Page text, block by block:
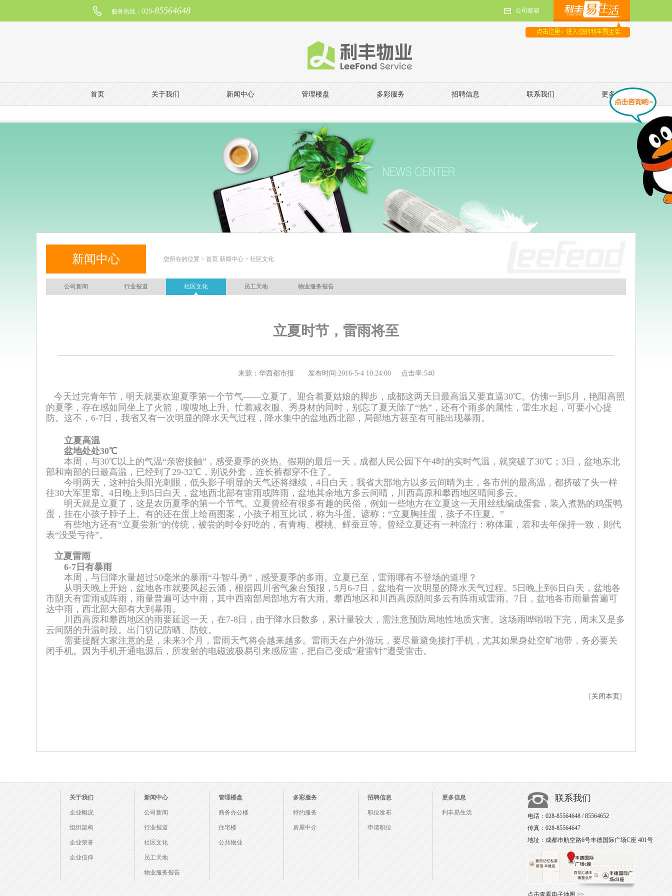
服务热线： 028-85564648 公司邮箱
首页 关于我们 新闻中心 管理楼盘 多彩服务 招聘信息 联系我们 更多信息
新闻中心 您所在的位置 > 首页 新闻中心 > 社区文化
公司新闻 行业报道 社区文化 员工天地 物业服务报告
立夏时节，雷雨将至
来源： 华西都市报 发布时间:2016-5-4 10:24:00 点击率:540
今天过完青年节，明天就要欢迎夏季第一个节气——立夏了。迎合着夏姑娘的脚步，成都这两天日最高温又要直逼30℃。仿佛一到5月，艳阳高照
的夏季，存在感如同坐上了火箭，嗖嗖地上升。忙着减衣服、秀身材的同时，别忘了夏天除了“热”，还有个雨多的属性，雷生水起，可要小心提
防。这不，6-7日，我省又有一次明显的降水天气过程，降水集中的盆地西北部，局部地方甚至有可能出现暴雨。
立夏高温
盆地处处30℃
本周，与30℃以上的气温“亲密接触”，感受夏季的炎热。假期的最后一天，成都人民公园下午4时的实时气温，就突破了30℃；3日，盆地东北
部和南部的日最高温，已经到了29-32℃，别说外套，连长裤都穿不住了。
今明两天，这种抬头阳光刺眼，低头影子明显的天气还将继续，4日白天，我省大部地方以多云间晴为主，各市州的最高温，都挤破了头一样
往30大军里窜。4日晚上到5日白天，盆地西北部有雷雨或阵雨，盆地其余地方多云间晴，川西高原和攀西地区晴间多云。
明天就是立夏了，这是农历夏季的第一个节气。立夏曾经有很多有趣的民俗，例如一些地方在立夏这一天用丝线编成蛋套，装入煮熟的鸡蛋鸭
蛋，挂在小孩子脖子上。有的还在蛋上绘画图案，小孩子相互比试，称为斗蛋。谚称：“立夏胸挂蛋，孩子不疰夏。”
有些地方还有“立夏尝新”的传统，被尝的时令好吃的，有青梅、樱桃、鲜蚕豆等。曾经立夏还有一种流行：称体重，若和去年保持一致，则代
表“没受亏待”。
立夏雷雨
6-7日有暴雨
本周，与日降水量超过50毫米的暴雨“斗智斗勇”，感受夏季的多雨。立夏已至，雷雨哪有不登场的道理？
从明天晚上开始，盆地各市就要风起云涌，根据四川省气象台预报，5月6-7日，盆地有一次明显的降水天气过程。5日晚上到6日白天，盆地各
市阴天有雷雨或阵雨，雨量普遍可达中雨，其中西南部局部地方有大雨。攀西地区和川西高原阴间多云有阵雨或雷雨。7日，盆地各市雨量普遍可
达中雨，西北部大部有大到暴雨。
川西高原和攀西地区的雨要延迟一天，在7-8日，由于降水日数多，累计量较大，需注意预防局地性地质灾害。这场雨哗啦啦下完，周末又是多
云间阴的升温时段。出门切记防晒、防蚊。
需要提醒大家注意的是，未来3个月，雷雨天气将会越来越多。雷雨天在户外游玩，要尽量避免接打手机，尤其如果身处空旷地带，务必要关
闭手机。因为手机开通电源后，所发射的电磁波极易引来感应雷，把自己变成“避雷针”遭受雷击。
[关闭本页 ]
关于我们
企业概况
组织架构
企业荣誉
企业信仰
新闻中心
公司新闻
行业报道
社区文化
员工天地
物业服务报告
管理楼盘
商务办公楼
住宅楼
公共物业
多彩服务
特约服务
房屋中介
招聘信息
职位发布
申请职位
更多信息
利丰易生活
联系我们
电话：028-85564648 / 85564652
传真：028-85564647
地址：成都市航空路6号丰德国际广场C座 401号
点击查看电子地图 >>